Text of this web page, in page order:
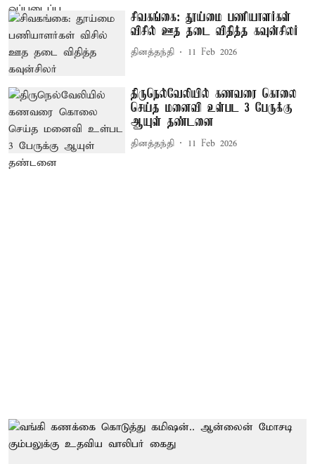
சிவகங்கை: தூய்மை பணியாளர்கள்
விசில் ஊத தடை விதித்த கவுன்சிலர்
தினத்தந்தி 11 Feb 2026
திருநெல்வேலியில் கணவரை கொலை
செய்த மனைவி உள்பட 3 பேருக்கு
ஆயுள் தண்டனை
தினத்தந்தி 11 Feb 2026